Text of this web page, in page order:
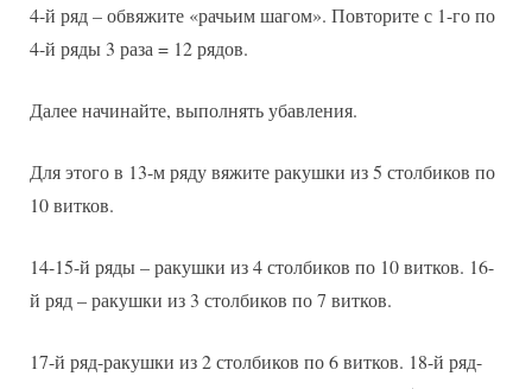
4-й ряд – обвяжите «рачьим шагом». Повторите с 1-го по
4-й ряды 3 раза = 12 рядов.
Далее начинайте, выполнять убавления.
Для этого в 13-м ряду вяжите ракушки из 5 столбиков по
10 витков.
14-15-й ряды – ракушки из 4 столбиков по 10 витков. 16-
й ряд – ракушки из 3 столбиков по 7 витков.
17-й ряд-ракушки из 2 столбиков по 6 витков. 18-й ряд-